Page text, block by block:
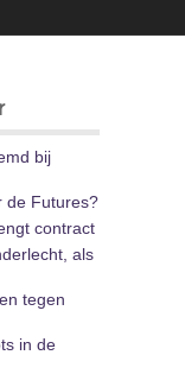
bij
de Futures?
contract
als
tegen
in de